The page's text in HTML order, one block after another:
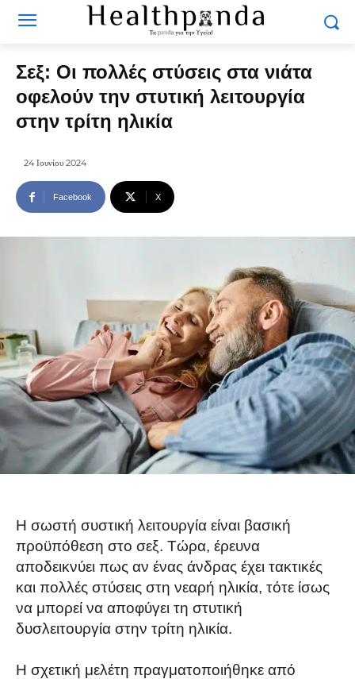
Σεξ: Οι πολλές στύσεις στα νιάτα
οφελούν την στυτική λειτουργία
στην τρίτη ηλικία
24 Ιουνίου 2024
Facebook X
Η σωστή συστική λειτουργία είναι βασική
προϋπόθεση στο σεξ. Τώρα, έρευνα
αποδεικνύει πως αν ένας άνδρας έχει τακτικές
και πολλές στύσεις στη νεαρή ηλικία, τότε ίσως
να μπορεί να αποφύγει τη στυτική
δυσλειτουργία στην τρίτη ηλικία.
Η σχετική μελέτη πραγματοποιήθηκε από